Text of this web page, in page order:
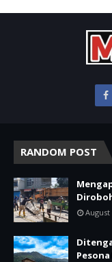
RANDOM POST
August